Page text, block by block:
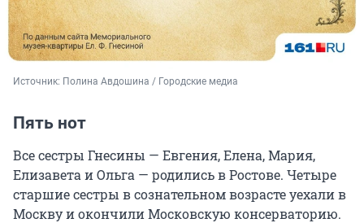
Источник: Полина Авдошина / Городские медиа
Пять нот
Все сестры Гнесины — Евгения, Елена, Мария,
Елизавета и Ольга — родились в Ростове. Четыре
старшие сестры в сознательном возрасте уехали в
Москву и окончили Московскую консерваторию.